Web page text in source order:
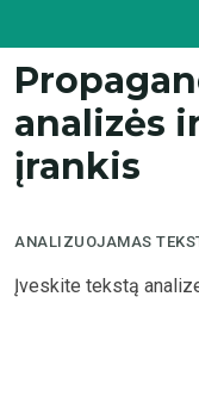
analizės
įrankis
ANALIZUOJAMAS